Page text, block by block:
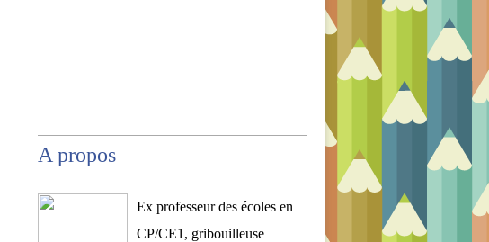
A propos
Ex professeur des écoles en
CP/CE1, gribouilleuse